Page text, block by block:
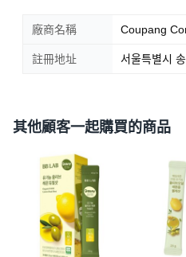
廠商名稱 Coupang
註冊地址 서울특별시
其他顧客一起購買的商品